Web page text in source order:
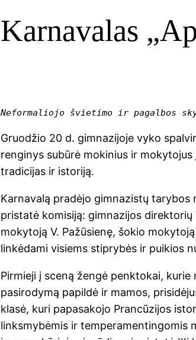
Karnavalas
Neformaliojo švietimo ir pagalbos
Gruodžio 20 d. gimnazijoje vyko
renginys subūrė mokinius ir
tradicijas ir istoriją.
Karnavalą pradėjo gimnazistų tarybos
pristatė komisiją: gimnazijos
mokytoją V. Pažūsienę, šokio
linkėdami visiems stiprybės ir puikios
Pirmieji į sceną žengė penktokai,
pasirodymą papildė ir mamos,
klasė, kuri papasakojo Prancūzijos
linksmybėmis ir temperamentingomis